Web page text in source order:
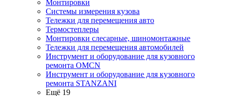
Монтировки
Системы измерения кузова
Тележки для перемещения авто
Термостеплеры
Монтировки слесарные, шиномонтажные
Тележки для перемещения автомобилей
Инструмент и оборудование для кузовного
ремонта OMCN
Инструмент и оборудование для кузовного
ремонта STANZANI
Ещё 19